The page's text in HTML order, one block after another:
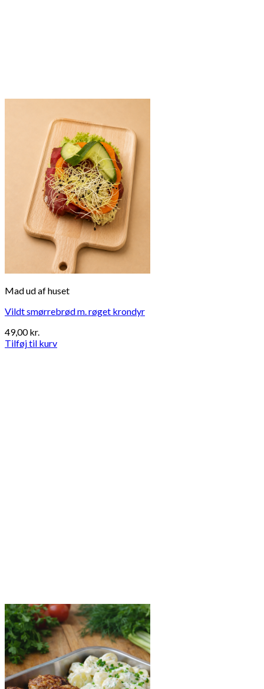
Mad ud af huset
Vildt smørrebrød m. røget krondyr
49,00kr.
Tilføj til kurv